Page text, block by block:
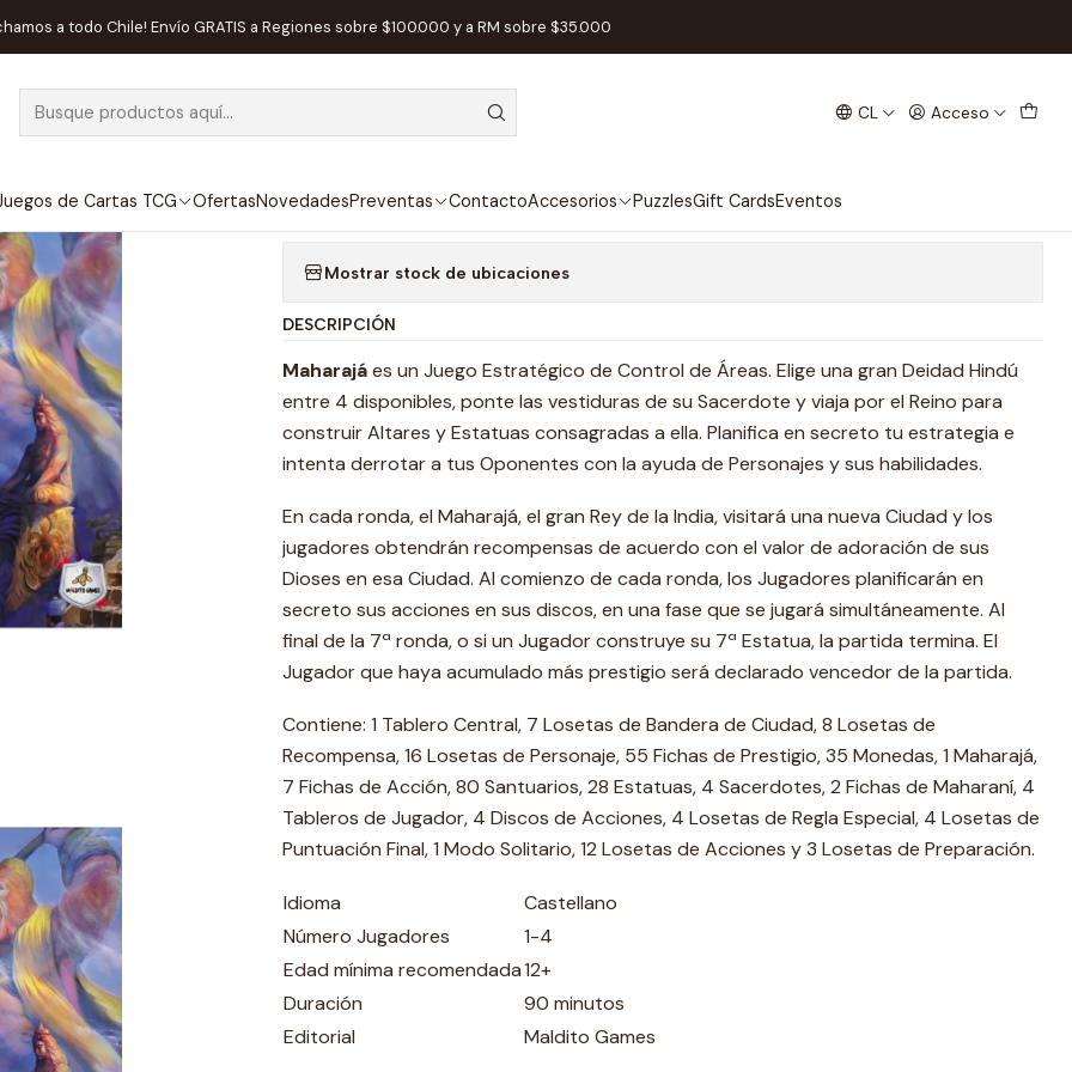
CL Acceso
de Cartas TCG OfertasNovedadesPreventas ContactoAccesorios PuzzlesGift CardsEventos
a todo Chile! Envío GRATIS a Regiones sobre $100.000 y a RM sobre $35.000
Juegos de Mesa Editorial Maldito Games Maharajá - Español
AGOTADO Maharajá - Español
Agregar a la lista de favoritos
Mostrar stock de ubicaciones
DESCRIPCIÓN
Maharajáes un Juego Estratégico de Control de Áreas. Elige una gran Deidad Hindú
entre 4 disponibles, ponte las vestiduras de su Sacerdote y viaja por el Reino para
construir Altares y Estatuas consagradas a ella. Planifica en secreto tu estrategia e
intenta derrotar a tus Oponentes con la ayuda de Personajes y sus habilidades.
En cada ronda, el Maharajá, el gran Rey de la India, visitará una nueva Ciudad y los
jugadores obtendrán recompensas de acuerdo con el valor de adoración de sus
Dioses en esa Ciudad. Al comienzo de cada ronda, los Jugadores planificarán en
secreto sus acciones en sus discos, en una fase que se jugará simultáneamente. Al
final de la 7ª ronda, o si un Jugador construye su 7ª Estatua, la partida termina. El
Jugador que haya acumulado más prestigio será declarado vencedor de la partida.
Contiene: 1 Tablero Central, 7 Losetas de Bandera de Ciudad, 8 Losetas de
Recompensa, 16 Losetas de Personaje, 55 Fichas de Prestigio, 35 Monedas, 1 Maharajá,
7 Fichas de Acción, 80 Santuarios, 28 Estatuas, 4 Sacerdotes, 2 Fichas de Maharaní, 4
Tableros de Jugador, 4 Discos de Acciones, 4 Losetas de Regla Especial, 4 Losetas de
Puntuación Final, 1 Modo Solitario, 12 Losetas de Acciones y 3 Losetas de Preparación.
Idioma
Castellano
Número Jugadores
1-4
Edad mínima recomendada12+
Duración
90 minutos
Editorial
Maldito Games